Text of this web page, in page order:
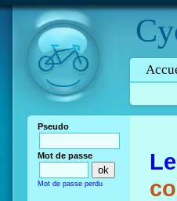
Pseudo
Mot de passe
Mot de passe perdu